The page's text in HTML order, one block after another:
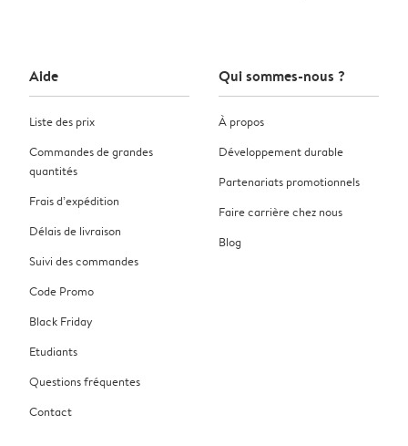
Aide
Liste des prix
Commandes de grandes
quantités
Frais d’expédition
Délais de livraison
Suivi des commandes
Code Promo
Black Friday
Etudiants
Questions fréquentes
Contact
Qui sommes-nous ?
À propos
Développement durable
Partenariats promotionnels
Faire carrière chez nous
Blog